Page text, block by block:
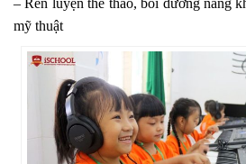
– Rèn luyện thể thao, bồi dưỡng năng
mỹ thuật